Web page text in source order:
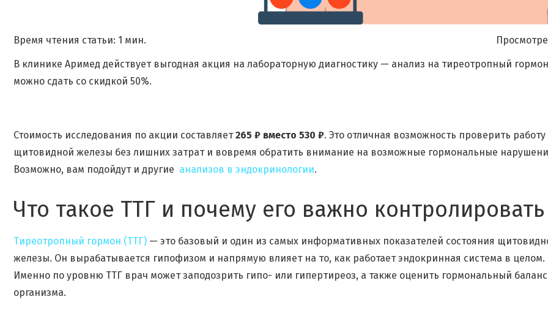
Время чтения статьи: 1 мин.
В клинике Аримед действует выгодная акция на лабораторную диагностику — анализ на тиреотропный
можно сдать со скидкой 50%.
Стоимость исследования по акции составляет265 ₽ вместо 530 ₽. Это отличная возможность проверить работу
щитовидной железы без лишних затрат и вовремя обратить внимание на возможные гормональные
Возможно, вам подойдут и другие анализов в эндокринологии.
Что такое ТТГ и почему его важно контролировать
Тиреотропный гормон (ТТГ) — это базовый и один из самых информативных показателей состояния
железы. Он вырабатывается гипофизом и напрямую влияет на то, как работает эндокринная система в целом.
Именно по уровню ТТГ врач может заподозрить гипо- или гипертиреоз, а также оценить гормональный баланс
организма.